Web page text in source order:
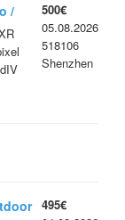
/
500€
05.08.2026
518106
Shenzhen
495€